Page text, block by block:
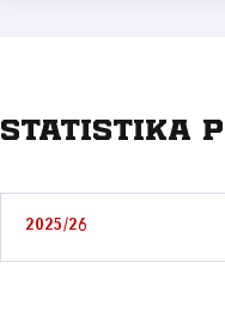
Statistika
2025/26